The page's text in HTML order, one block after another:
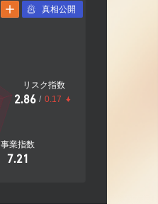
事業指数
7.21
リスク指数
2.86 / 0.17
真相公開